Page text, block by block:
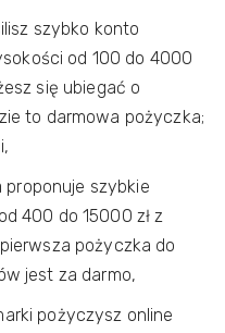
szybko konto
od 100 do 4000
się ubiegać o
to darmowa pożyczka;
proponuje szybkie
400 do 15000 zł z
pożyczka do
jest za darmo,
pożyczysz online